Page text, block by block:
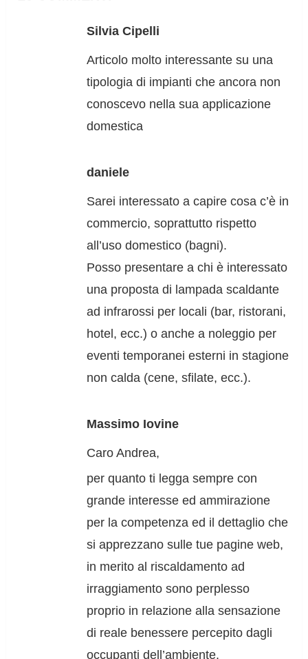
Silvia Cipelli
Articolo molto interessante su una
tipologia di impianti che ancora non
conoscevo nella sua applicazione
domestica
daniele
Sarei interessato a capire cosa c’è in
commercio, soprattutto rispetto
all’uso domestico (bagni).
Posso presentare a chi è interessato
una proposta di lampada scaldante
ad infrarossi per locali (bar, ristorani,
hotel, ecc.) o anche a noleggio per
eventi temporanei esterni in stagione
non calda (cene, sfilate, ecc.).
Massimo Iovine
Caro Andrea,
per quanto ti legga sempre con
grande interesse ed ammirazione
per la competenza ed il dettaglio che
si apprezzano sulle tue pagine web,
in merito al riscaldamento ad
irraggiamento sono perplesso
proprio in relazione alla sensazione
di reale benessere percepito dagli
occupanti dell’ambiente.